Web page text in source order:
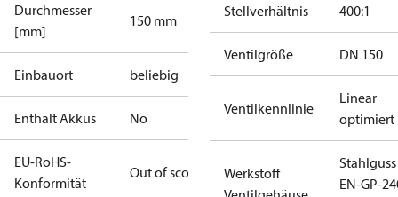
Durchmesser
[mm]
150 mm
Einbauort beliebig
Enthält Akkus No
EU-RoHS-
Konformität
Out of scope
Stellverhältnis 400:1
Ventilgröße DN 150
Ventilkennlinie
Linear
optimiert
Werkstoff
Stahlguss
EN-GP-